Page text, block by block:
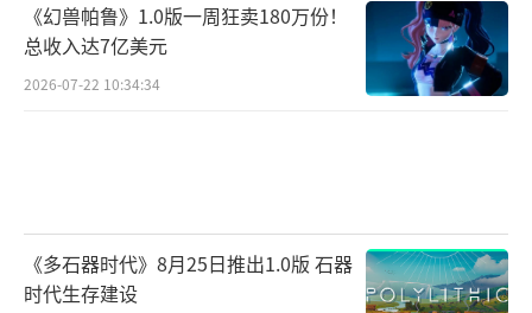
《幻兽帕鲁》1.0版一周狂卖180万份！
总收入达7亿美元
2026-07-22 10:34:34
《多石器时代》8月25日推出1.0版 石器
时代生存建设